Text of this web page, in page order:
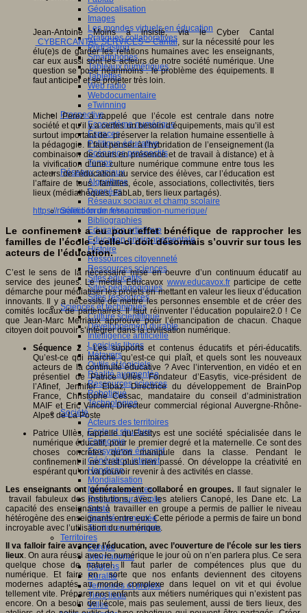
Géolocalisation
Images
Les mondes virtuels en éducation
Pratiques collaboratives
Podcasting
Smartphones
Tableaux numériques
Tablettes
Web radio
Webdocumentaire
eTwinning
Prospective
Ecosystème numérique
Espaces
Politique éducative
Scénarios prospectifs
Temps
Réseaux sociaux
Algorithme
Données
Réseaux sociaux et champ scolaire
Sélection de ressources
Bibliographies
Education artistique
Education environnementale
Histoire
Ressources citoyenneté
Ressources sciences
Sites éducatifs
Sites pédagogiques
Sites ressources
Sciences et techniques
Culture scientifique
Développement durable
Intelligence artificielle
Logiciels libres
Métavers
Outils et logiciels
Réalité augmentée
Ressources sciences
Robotique
Technologies
Société
Acteurs des territoires
Ecole et structure
Economie
Ecosystème éducatif
Génération internet
Handicap
Mondialisation
Normes scolaires
Regards sur l’Ecole
Santé
Société connectée
Territoires et projets
Territoires
Europe
International
Régions
Ruralité
Territoires et projets
Tiers lieux
Villes
Jean-Antoine Moins a insisté, via le Cyber Cantal
CYBERCANTAL SERVICES – Cantal, sur la nécessité pour les
élu(e)s de garder les relations humaines avec les enseignants,
car eux aussi sont les acteurs de notre société numérique. Une
question se pose néanmoins : le problème des équipements. Il
faut anticiper et se projeter très loin.
Michel Perez a rappelé que l’école est centrale dans notre
société et qu’il y a certes un besoin d’équipements, mais qu’il est
surtout important de préserver la relation humaine essentielle à
la pédagogie. Il faut penser à l’hybridation de l’enseignement (la
combinaison de cours en présence et de travail à distance) et à
la vivification d’une culture numérique commune entre tous les
acteurs de l’éducation au service des élèves, car l’éducation est
l’affaire de tous : familles, école, associations, collectivités, tiers
lieux (médiathèques, FabLab, tiers lieux partagés).
https://ruralitic-forum.fr/reanimation-numerique/
Le confinement a eu pour effet bénéfique de rapprocher les
familles de l’école : celle-ci doit désormais s’ouvrir sur tous les
acteurs de l’éducation.
C’est le sens de la nécessaire mise en oeuvre d’un continuum éducatif au
service des jeunes. Le média Educavox www.educavox.frparticipe de cette
démarche pour médiatiser les projets en mettant en valeur les lieux d’éducation
innovants. Il y a nécessité de mettre les personnes ensemble et de créer des
comités locaux de partenaires. Il faut réinventer l’éducation populaire2.0 ! Ce
que Jean-Marc Merriaux approuve pour l’émancipation de chacun. Chaque
citoyen doit pouvoir s’intégrer dans la civilisation numérique.
Séquence 2: Les supports et contenus éducatifs et péri-éducatifs.
Qu’est-ce qui marche, qu’est-ce qui plaît, et quels sont les nouveaux
acteurs de la continuité éducative ? Avec l’intervention, en vidéo et en
présentiel de Patrice Ullès, Fondateur d’Easytis, vice-président de
l’Afinef, Jennifer Elbaz, Directrice du développement de BrainPop
France, Christophe Cessac, mandataire du conseil d’administration
MAIF et Eric Vincent, Directeur commercial régional Auvergne-Rhône-
Alpes de La Poste
Patrice Ullès, rappelle qu’Easitys est une société spécialisée dans le
numérique éducatif, pour le premier degré et la maternelle. Ce sont des
choses concrètes qu’on manipule dans la classe. Pendant le
confinement il ne s’est plus rien passé. On développe la créativité en
espérant qu’on va pouvoir revenir à des activités en classe.
Les enseignants ont généralement collaboré en groupes. Il faut signaler le
travail fabuleux des institutions, avec les ateliers Canopé, les Dane etc. La
capacité des enseignants à travailler en groupe a permis de pallier le niveau
hétérogène des enseignants entre eux. Cette période a permis de faire un bond
incroyable avec l’utilisation du numérique.
Il va falloir faire avancer l’éducation, avec l’ouverture de l’école sur les tiers
lieux. On aura réussi avec le numérique le jour où on n’en parlera plus. Ce sera
quelque chose de naturel. Il faut parler de compétences plus que du
numérique. Et faire en sorte que nos enfants deviennent des citoyens
modernes adaptés au monde complexe dans lequel on vit et qui évolue
tellement vite. Préparer nos enfants aux métiers numériques qui n’existent pas
encore. On a besoin de l’école, mais pas seulement, aussi de tiers lieux, des